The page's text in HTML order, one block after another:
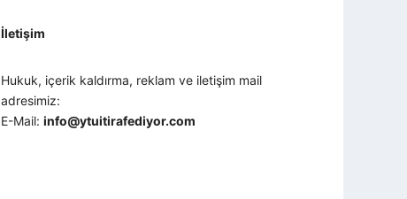
İletişim
Hukuk, içerik kaldırma, reklam ve iletişim mail
adresimiz:
E-Mail:info@ytuitirafediyor.com